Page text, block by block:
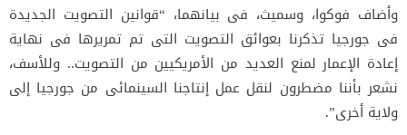
وأضاف فوكوا، وسميث، فى بيانهما، “قوانين التصويت الجديدة
فى جورجيا تذكرنا بعوائق التصويت التى تم تمريرها فى نهاية
إعادة الإعمار لمنع العديد من الأمريكيين من التصويت.. وللأسف،
نشعر بأننا مضطرون لنقل عمل إنتاجنا السينمائى من جورجيا إلى
ولاية أخرى”.